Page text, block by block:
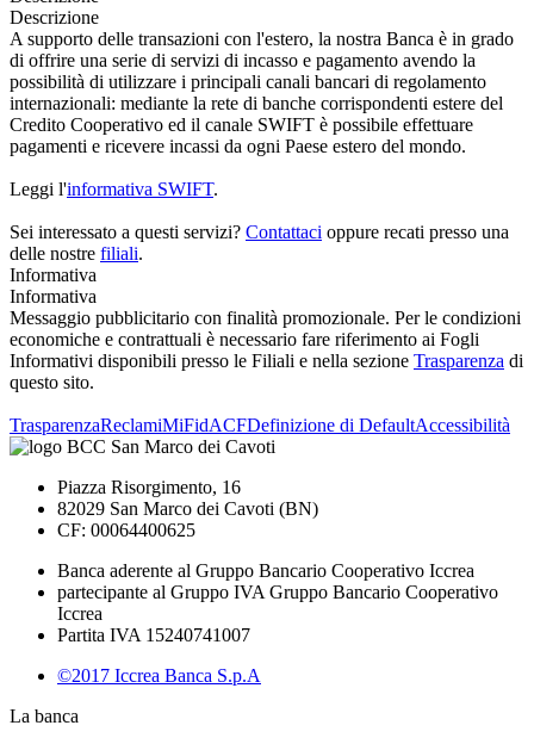
Descrizione
A supporto delle transazioni con l'estero, la nostra Banca è in grado
di offrire una serie di servizi di incasso e pagamento avendo la
possibilità di utilizzare i principali canali bancari di regolamento
internazionali: mediante la rete di banche corrispondenti estere del
Credito Cooperativo ed il canale SWIFT è possibile effettuare
pagamenti e ricevere incassi da ogni Paese estero del mondo.
Leggi l'informativa SWIFT.
Sei interessato a questi servizi? Contattaci oppure recati presso una
delle nostre filiali.
Informativa
Informativa
Messaggio pubblicitario con finalità promozionale. Per le condizioni
economiche e contrattuali è necessario fare riferimento ai Fogli
Informativi disponibili presso le Filiali e nella sezione Trasparenza di
questo sito.
TrasparenzaReclamiMiFidACFDefinizione di DefaultAccessibilità
Piazza Risorgimento, 16
82029 San Marco dei Cavoti (BN)
CF: 00064400625
Banca aderente al Gruppo Bancario Cooperativo Iccrea
partecipante al Gruppo IVA Gruppo Bancario Cooperativo
Iccrea
Partita IVA 15240741007
©2017 Iccrea Banca S.p.A
La banca